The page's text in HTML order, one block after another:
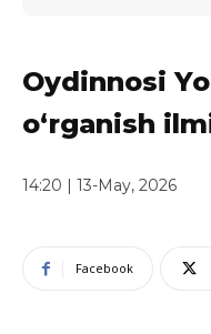
Oydinnosi
o‘rganish
14:20 | 13-May, 2026
Facebook